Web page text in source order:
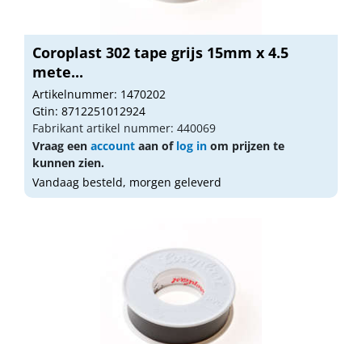
Coroplast 302 tape grijs 15mm x 4.5
mete...
Artikelnummer: 1470202
Gtin: 8712251012924
Fabrikant artikel nummer: 440069
Vraag een account aan of log in om prijzen te
kunnen zien.
Vandaag besteld, morgen geleverd